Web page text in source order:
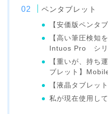
ペンタブレット
【安価版ペン
【高い筆圧検知
Intuos Pro シ
【重いが、持ち
ブレット】
【液晶タブレッ
私が現在使用し